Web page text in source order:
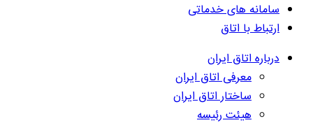
سامانه های خدماتی
ارتباط با اتاق
درباره اتاق ایران
معرفی اتاق ایران
ساختار اتاق ایران
هیئت رئیسه